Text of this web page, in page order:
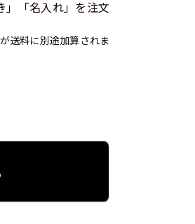
」「名入れ」を注文
送料に別途加算されま